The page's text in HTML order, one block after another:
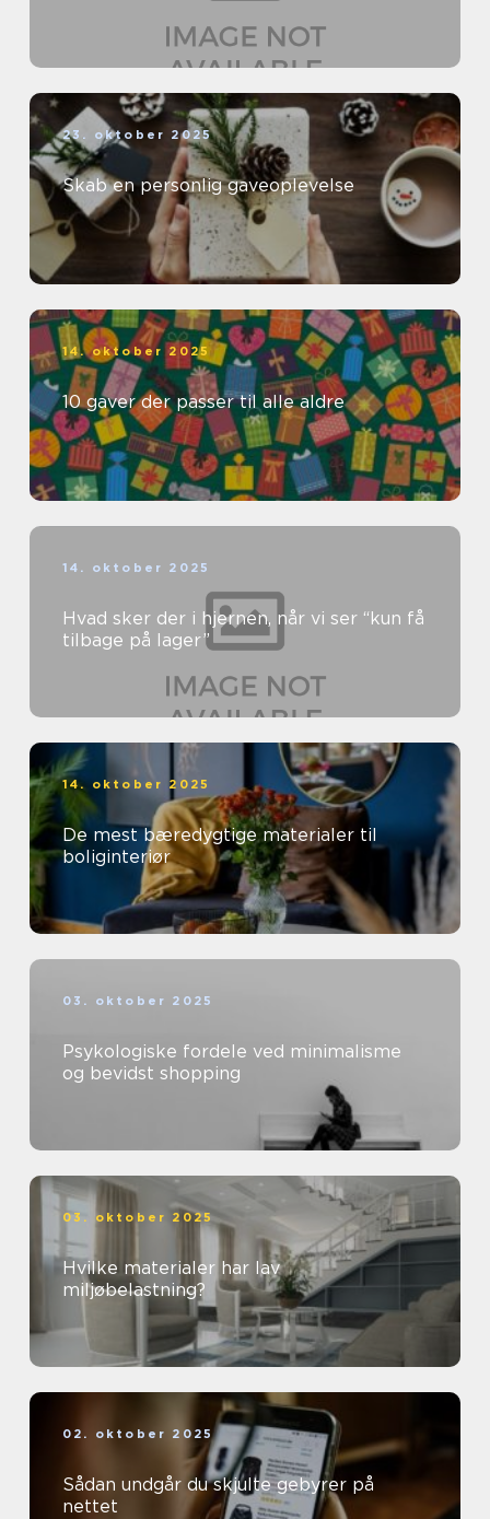
23. oktober 2025
Skab en personlig gaveoplevelse
14. oktober 2025
10 gaver der passer til alle aldre
14. oktober 2025
Hvad sker der i hjernen, når vi ser “kun få
tilbage på lager”
14. oktober 2025
De mest bæredygtige materialer til
boliginteriør
03. oktober 2025
Psykologiske fordele ved minimalisme
og bevidst shopping
03. oktober 2025
Hvilke materialer har lav
miljøbelastning?
02. oktober 2025
Sådan undgår du skjulte gebyrer på
nettet